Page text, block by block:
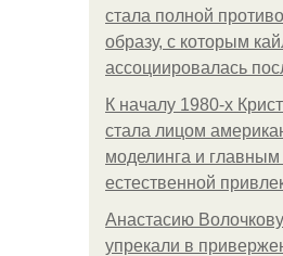
стала полной
образу, с которым
ассоциировалась
К началу 1980-х
стала лицом
моделинга и
естественной
Анастасию
упрекали в